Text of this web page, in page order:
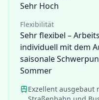
Sehr Hoch
Flexibilität
Sehr flexibel –
individuell mit dem
saisonale
Sommer
Exzellent ausgebaut